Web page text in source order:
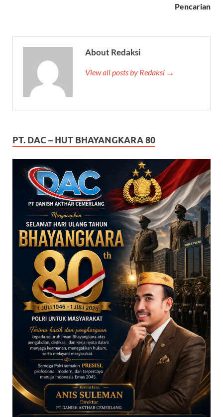
Pencarian
About Redaksi
View all posts by Redaksi →
PT. DAC – HUT BHAYANGKARA 80